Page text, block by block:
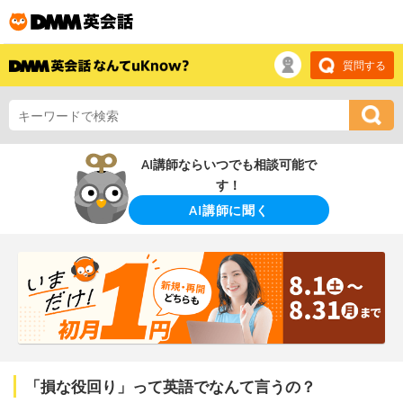
質問する
AI講師ならいつでも相談可能で
す！
AI講師に聞く
「損な役回り」って英語でなんて言うの？